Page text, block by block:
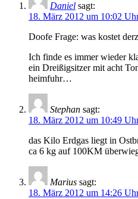
Daniel sagt:
18. März 2012 um 10:02
Doofe Frage: was kostet
Ich finde es immer wieder
ein Dreißigsitzer mit acht
heimfuhr…
Stephan sagt:
18. März 2012 um 10:49
das Kilo Erdgas liegt in
ca 6 kg auf 100KM
Marius sagt:
18. März 2012 um 14:26